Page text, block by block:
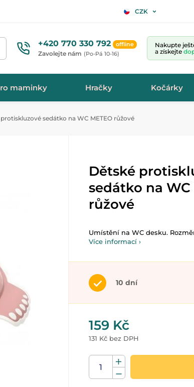
CZK
+420 770 330 792 offline
Zavolejte nám (Po-Pá 10-16)
Nakupte
a získejte
maminky Hračky Kočárky
sedátko na WC METEO růžové
Dětské
sedátko na WC
růžové
Umístění na WC desku.
Více informací ›
10 dní
159 Kč
131 Kč bez DPH